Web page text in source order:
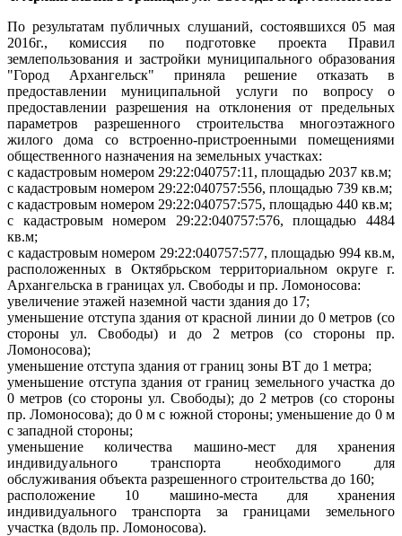
По результатам публичных слушаний, состоявшихся 05 мая
2016г., комиссия по подготовке проекта Правил
землепользования и застройки муниципального образования
"Город Архангельск"
приняла решение отказать в
предоставлении муниципальной услуги по вопросу о
предоставлении разрешения на отклонения от предельных
параметров разрешенного строительства многоэтажного
жилого дома со встроенно-пристроенными помещениями
общественного назначения на земельных участках:
с кадастровым номером 29:22:040757:11, площадью 2037 кв.м;
с кадастровым номером 29:22:040757:556, площадью 739 кв.м;
с кадастровым номером 29:22:040757:575, площадью 440 кв.м;
с кадастровым номером 29:22:040757:576, площадью 4484
кв.м;
с кадастровым номером 29:22:040757:577, площадью 994 кв.м,
расположенных в Октябрьском территориальном округе г.
Архангельска в границах ул. Свободы и пр. Ломоносова:
увеличение этажей наземной части здания до 17;
уменьшение отступа здания от красной линии до 0 метров (со
стороны ул. Свободы) и до 2 метров (со стороны пр.
Ломоносова);
уменьшение отступа здания от границ зоны ВТ до 1 метра;
уменьшение отступа здания от границ земельного участка до
0 метров (со стороны ул. Свободы); до 2 метров (со стороны
пр. Ломоносова); до 0 м с южной стороны; уменьшение до 0 м
с западной стороны;
уменьшение количества машино-мест для хранения
индивидуального транспорта необходимого для
обслуживания объекта разрешенного строительства до 160;
расположение 10 машино-места для хранения
индивидуального транспорта за границами земельного
участка (вдоль пр. Ломоносова).